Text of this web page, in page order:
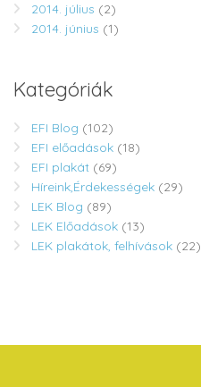
2014. július (2)
2014. június (1)
Kategóriák
EFI Blog (102)
EFI előadások (18)
EFI plakát (69)
Híreink,Érdekességek (29)
LEK Blog (89)
LEK Előadások (13)
LEK plakátok, felhívások (22)